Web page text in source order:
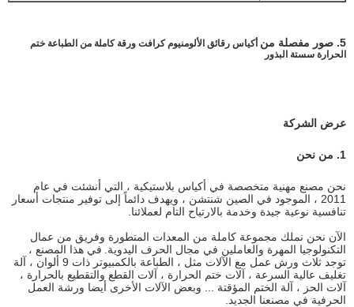
5. صور مفصلة من
أكياس رقائق الألومنيوم كرافت ورقة كاملة من الطباعة ختم
الحرارة سستة البذور
عرض الشركة
1. من نحن
نحن مصنع مهنية متخصصة في أكياس بلاستيكية ، التي أنشئت في عام
2011 ، الموجود في الصين شنتشن ، ويهدف دائماً إلى توفير منتجات أسعار
تنافسية نوعية جيدة وخدمة بالارتياح التام لعملائنا.
الآن نحن نملك مجموعة كاملة من المعدات المتطورة وفريق من عمال
التكنولوجيا المهرة والعاملين في مجال الحرف اليدوية. في هذا المصنع ،
توجد ثلاث ورش عمل مع الآلات مثل ، الطباعة بالكمبيوتر ذات 9 ألوان ، آلة
تغليف عالية السرعة ، آلات ختم الحرارة ، آلات القطع والتقطيع بالحرارة ،
آلات الحز ، آلة الختم المؤقتة ... وبعض الآلات الأخرى أيضا ورشة العمل
الحرفية في مصنعنا الجديد.